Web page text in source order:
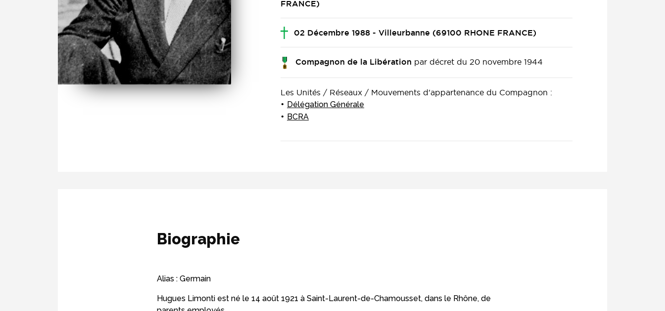
FRANCE)
02 Décembre 1988 - Villeurbanne (69100 RHONE FRANCE)
Compagnon de la Libération par décret du 20 novembre 1944
Les Unités / Réseaux / Mouvements d'appartenance du Compagnon :
Délégation Générale
BCRA
Biographie
Alias : Germain
Hugues Limonti est né le 14 août 1921 à Saint-Laurent-de-Chamousset, dans le Rhône, de